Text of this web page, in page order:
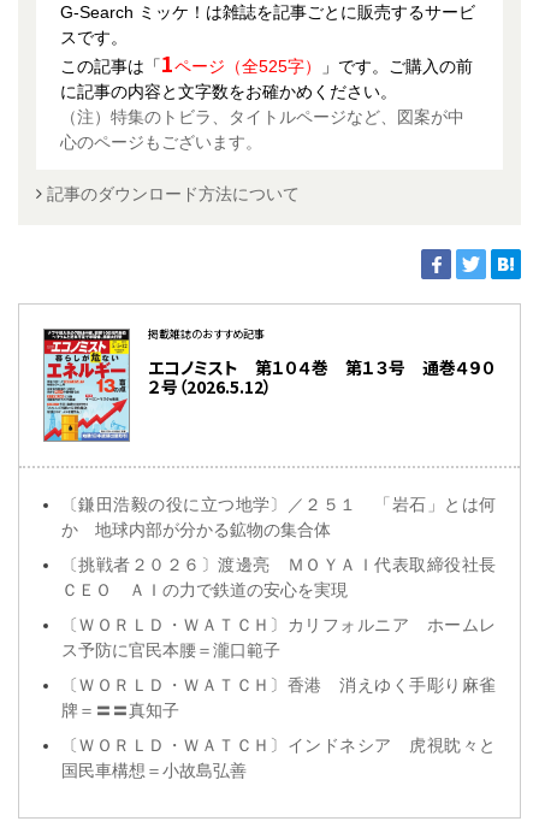
G-Search ミッケ！は雑誌を記事ごとに販売するサービ
スです。
この記事は「1ページ（全525字）
」です。ご購入の前
に記事の内容と文字数をお確かめください。
（注）特集のトビラ、タイトルページなど、図案が中
心のページもございます。
記事のダウンロード方法について
掲載雑誌のおすすめ記事
エコノミスト 第１０４巻 第１３号 通巻４９０
２号（2026.5.12）
〔鎌田浩毅の役に立つ地学〕／２５１ 「岩石」とは何
か 地球内部が分かる鉱物の集合体
〔挑戦者２０２６〕渡邊亮 ＭＯＹＡＩ代表取締役社長
ＣＥＯ ＡＩの力で鉄道の安心を実現
〔ＷＯＲＬＤ・ＷＡＴＣＨ〕カリフォルニア ホームレ
ス予防に官民本腰＝瀧口範子
〔ＷＯＲＬＤ・ＷＡＴＣＨ〕香港 消えゆく手彫り麻雀
牌＝〓〓真知子
〔ＷＯＲＬＤ・ＷＡＴＣＨ〕インドネシア 虎視眈々と
国民車構想＝小故島弘善